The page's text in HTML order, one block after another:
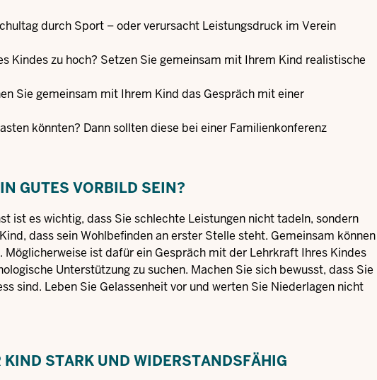
durch Sport – oder verursacht Leistungsdruck im Verein
Kindes zu hoch? Setzen Sie gemeinsam mit Ihrem Kind realistische
Sie gemeinsam mit Ihrem Kind das Gespräch mit einer
könnten? Dann sollten diese bei einer Familienkonferenz
GUTES VORBILD SEIN?
ist es wichtig, dass Sie schlechte Leistungen nicht tadeln, sondern
dass sein Wohlbefinden an erster Stelle steht. Gemeinsam können
Möglicherweise ist dafür ein Gespräch mit der Lehrkraft Ihres Kindes
Unterstützung zu suchen. Machen Sie sich bewusst, dass Sie
sind. Leben Sie Gelassenheit vor und werten Sie Niederlagen nicht
STARK UND WIDERSTANDSFÄHIG